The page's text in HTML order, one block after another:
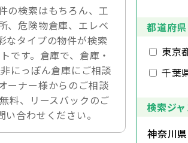
の検索はもちろん、工
、危険物倉庫、エレベ
なタイプの物件が検索
です。倉庫で、倉庫・
にっぽん倉庫にご相談
ーナー様からのご相談
料、リースバックのご
合わせください。
都道府県
東京
千葉
検索ジ
神奈川県